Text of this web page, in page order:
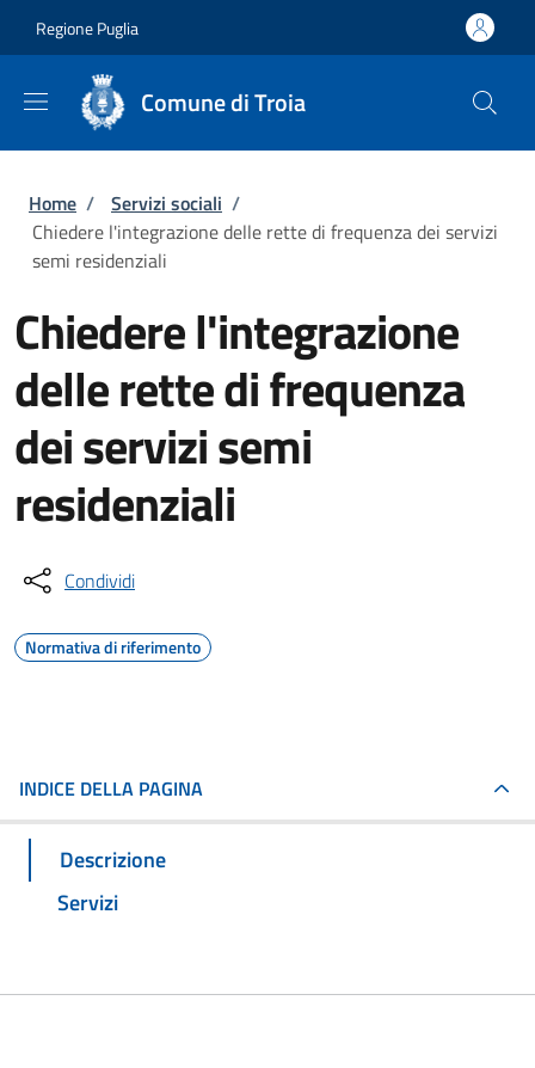
Regione Puglia
Comune di Troia
Briciole di pane
Home / Servizi sociali /
Chiedere l'integrazione delle rette di frequenza dei servizi
semi residenziali
Chiedere l'integrazione
delle rette di frequenza
dei servizi semi
residenziali
Condividi
Normativa di riferimento
INDICE DELLA PAGINA
Descrizione
Servizi